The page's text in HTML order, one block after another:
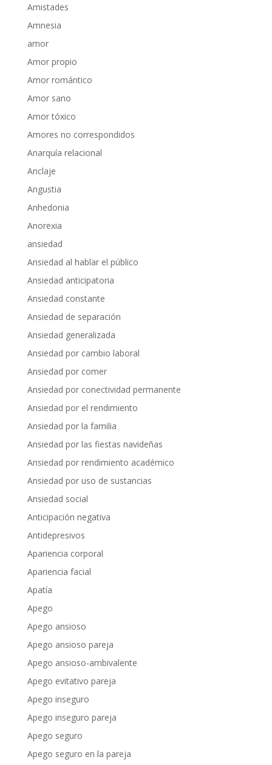
Amistades
Amnesia
amor
Amor propio
Amor romántico
Amor sano
Amor tóxico
Amores no correspondidos
Anarquía relacional
Anclaje
Angustia
Anhedonia
Anorexia
ansiedad
Ansiedad al hablar el público
Ansiedad anticipatoria
Ansiedad constante
Ansiedad de separación
Ansiedad generalizada
Ansiedad por cambio laboral
Ansiedad por comer
Ansiedad por conectividad permanente
Ansiedad por el rendimiento
Ansiedad por la familia
Ansiedad por las fiestas navideñas
Ansiedad por rendimiento académico
Ansiedad por uso de sustancias
Ansiedad social
Anticipación negativa
Antidepresivos
Apariencia corporal
Apariencia facial
Apatía
Apego
Apego ansioso
Apego ansioso pareja
Apego ansioso-ambivalente
Apego evitativo pareja
Apego inseguro
Apego inseguro pareja
Apego seguro
Apego seguro en la pareja